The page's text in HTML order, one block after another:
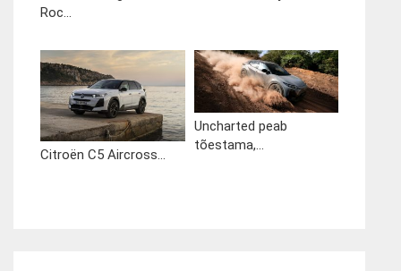
Roc...
Citroën C5 Aircross...
Uncharted peab
tõestama,...